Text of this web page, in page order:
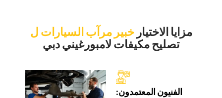
‏مزايا الاختيار‏ ‏خبير مرآب السيارات ل‏
‏تصليح مكيفات لامبورغيني دبي‏
‏الفنيون المعتمدون:‏